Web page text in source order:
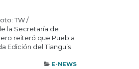
TW /
la Secretaría de
reiteró que Puebla
Edición del Tianguis
E-NEWS